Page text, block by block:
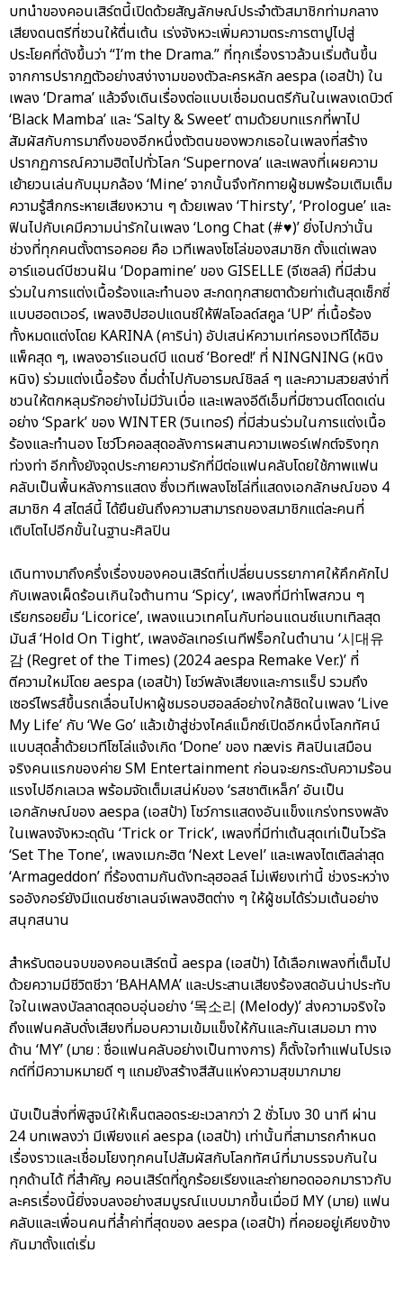
บทนำของคอนเสิร์ตนี้เปิดด้วยสัญลักษณ์ประจำตัวสมาชิกท่ามกลาง
เสียงดนตรีที่ชวนให้ตื่นเต้น เร่งจังหวะเพิ่มความตระการตาปูไปสู่
ประโยคที่ดังขึ้นว่า “I’m the Drama.” ที่ทุกเรื่องราวล้วนเริ่มต้นขึ้น
จากการปรากฏตัวอย่างสง่างามของตัวละครหลัก aespa (เอสป้า) ใน
เพลง ‘Drama’ แล้วจึงเดินเรื่องต่อแบบเชื่อมดนตรีกันในเพลงเดบิวต์
‘Black Mamba’ และ ‘Salty & Sweet’ ตามด้วยบทแรกที่พาไป
สัมผัสกับการมาถึงของอีกหนึ่งตัวตนของพวกเธอในเพลงที่สร้าง
ปรากฏการณ์ความฮิตไปทั่วโลก ‘Supernova’ และเพลงที่เผยความ
เย้ายวนเล่นกับมุมกล้อง ‘Mine’ จากนั้นจึงทักทายผู้ชมพร้อมเติมเต็ม
ความรู้สึกกระหายเสียงหวาน ๆ ด้วยเพลง ‘Thirsty’, ‘Prologue’ และ
ฟินไปกับเคมีความน่ารักในเพลง ‘Long Chat (#♥)’ ยิ่งไปกว่านั้น
ช่วงที่ทุกคนตั้งตารอคอย คือ เวทีเพลงโซโล่ของสมาชิก ตั้งแต่เพลง
อาร์แอนด์บีชวนฝัน ‘Dopamine’ ของ GISELLE (จีเซลล์) ที่มีส่วน
ร่วมในการแต่งเนื้อร้องและทำนอง สะกดทุกสายตาด้วยท่าเต้นสุดเซ็กซี่
แบบฮอตเวอร์, เพลงฮิปฮอปแดนซ์ให้ฟีลโอลด์สคูล ‘UP’ ที่เนื้อร้อง
ทั้งหมดแต่งโดย KARINA (คาริน่า) อัปเสน่ห์ความเท่ครองเวทีได้อิม
แพ็คสุด ๆ, เพลงอาร์แอนด์บี แดนซ์ ‘Bored!’ ที่ NINGNING (หนิง
หนิง) ร่วมแต่งเนื้อร้อง ดื่มด่ำไปกับอารมณ์ชิลล์ ๆ และความสวยสง่าที่
ชวนให้ตกหลุมรักอย่างไม่มีวันเบื่อ และเพลงอีดีเอ็มที่มีซาวนด์โดดเด่น
อย่าง ‘Spark’ ของ WINTER (วินเทอร์) ที่มีส่วนร่วมในการแต่งเนื้อ
ร้องและทำนอง โชว์โวคอลสุดอลังการผสานความเพอร์เฟกต์จริงทุก
ท่วงท่า อีกทั้งยังจุดประกายความรักที่มีต่อแฟนคลับโดยใช้ภาพแฟน
คลับเป็นพื้นหลังการแสดง ซึ่งเวทีเพลงโซโล่ที่แสดงเอกลักษณ์ของ 4
สมาชิก 4 สไตล์นี้ ได้ยืนยันถึงความสามารถของสมาชิกแต่ละคนที่
เติบโตไปอีกขั้นในฐานะศิลปิน
เดินทางมาถึงครึ่งเรื่องของคอนเสิร์ตที่เปลี่ยนบรรยากาศให้คึกคักไป
กับเพลงเผ็ดร้อนเกินใจต้านทาน ‘Spicy’, เพลงที่มีท่าโพสกวน ๆ
เรียกรอยยิ้ม ‘Licorice’, เพลงแนวเทคโนกับท่อนแดนซ์แบทเทิลสุด
มันส์ ‘Hold On Tight’, เพลงอัลเทอร์เนทีฟร็อกในตำนาน ‘시대유
감 (Regret of the Times) (2024 aespa Remake Ver.)’ ที่
ตีความใหม่โดย aespa (เอสป้า) โชว์พลังเสียงและการแร็ป รวมถึง
เซอร์ไพรส์ขึ้นรถเลื่อนไปหาผู้ชมรอบฮอลล์อย่างใกล้ชิดในเพลง ‘Live
My Life’ กับ ‘We Go’ แล้วเข้าสู่ช่วงไคล์แม็กซ์เปิดอีกหนึ่งโลกทัศน์
แบบสุดล้ำด้วยเวทีโซโล่แจ้งเกิด ‘Done’ ของ nævis ศิลปินเสมือน
จริงคนแรกของค่าย SM Entertainment ก่อนจะยกระดับความร้อน
แรงไปอีกเลเวล พร้อมจัดเต็มเสน่ห์ของ ‘รสชาติเหล็ก’ อันเป็น
เอกลักษณ์ของ aespa (เอสป้า) โชว์การแสดงอันแข็งแกร่งทรงพลัง
ในเพลงจังหวะดุดัน ‘Trick or Trick’, เพลงที่มีท่าเต้นสุดเท่เป็นไวรัล
‘Set The Tone’, เพลงเมกะฮิต ‘Next Level’ และเพลงไตเติลล่าสุด
‘Armageddon’ ที่ร้องตามกันดังทะลุฮอลล์ ไม่เพียงเท่านี้ ช่วงระหว่าง
รออังกอร์ยังมีแดนซ์ชาเลนจ์เพลงฮิตต่าง ๆ ให้ผู้ชมได้ร่วมเต้นอย่าง
สนุกสนาน
สำหรับตอนจบของคอนเสิร์ตนี้ aespa (เอสป้า) ได้เลือกเพลงที่เต็มไป
ด้วยความมีชีวิตชีวา ‘BAHAMA’ และประสานเสียงร้องสดอันน่าประทับ
ใจในเพลงบัลลาดสุดอบอุ่นอย่าง ‘목소리 (Melody)’ ส่งความจริงใจ
ถึงแฟนคลับดั่งเสียงที่มอบความเข้มแข็งให้กันและกันเสมอมา ทาง
ด้าน ‘MY’ (มาย : ชื่อแฟนคลับอย่างเป็นทางการ) ก็ตั้งใจทำแฟนโปรเจ
กต์ที่มีความหมายดี ๆ แถมยังสร้างสีสันแห่งความสุขมากมาย
นับเป็นสิ่งที่พิสูจน์ให้เห็นตลอดระยะเวลากว่า 2 ชั่วโมง 30 นาที ผ่าน
24 บทเพลงว่า มีเพียงแค่ aespa (เอสป้า) เท่านั้นที่สามารถกำหนด
เรื่องราวและเชื่อมโยงทุกคนไปสัมผัสกับโลกทัศน์ที่มาบรรจบกันใน
ทุกด้านได้ ที่สำคัญ คอนเสิร์ตที่ถูกร้อยเรียงและถ่ายทอดออกมาราวกับ
ละครเรื่องนี้ยิ่งจบลงอย่างสมบูรณ์แบบมากขึ้นเมื่อมี MY (มาย) แฟน
คลับและเพื่อนคนที่ล้ำค่าที่สุดของ aespa (เอสป้า) ที่คอยอยู่เคียงข้าง
กันมาตั้งแต่เริ่ม